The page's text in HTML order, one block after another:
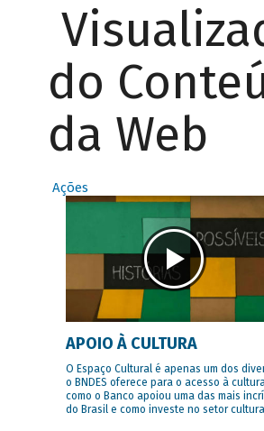
do
da Web
Ações
APOIO À CULTURA
O Espaço Cultural é apenas um dos
o BNDES oferece para o acesso à
como o Banco apoiou uma das mais
do Brasil e como investe no setor